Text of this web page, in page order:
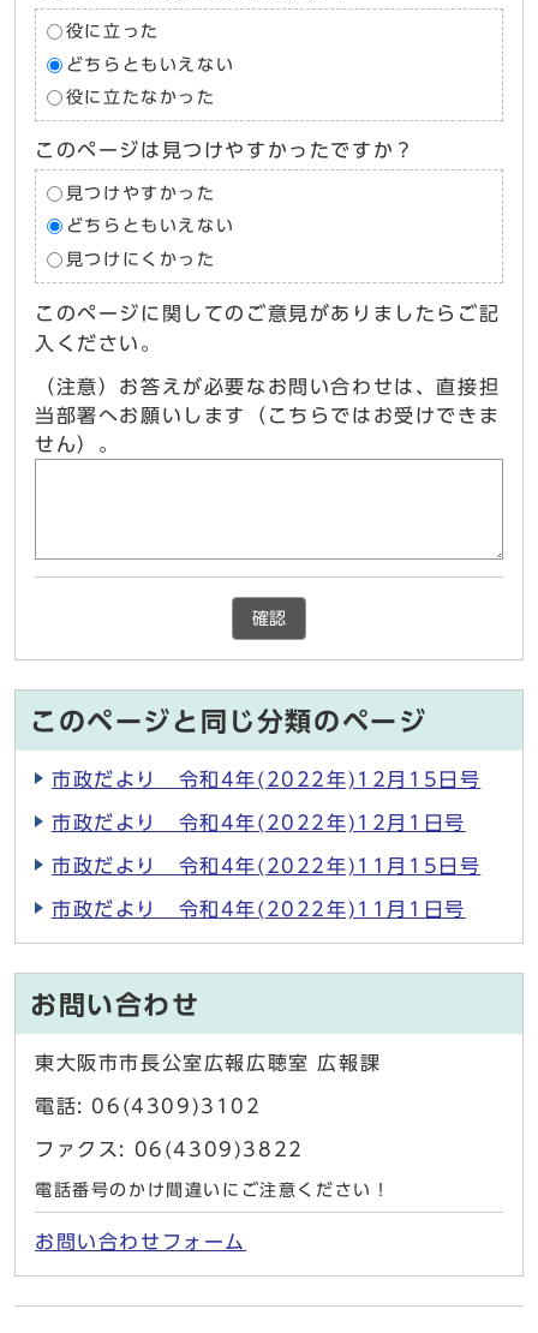
役に立った
どちらともいえない
役に立たなかった
このページは見つけやすかったですか？
見つけやすかった
どちらともいえない
見つけにくかった
このページに関してのご意見がありましたらご記
入ください。
（注意）お答えが必要なお問い合わせは、直接担
当部署へお願いします（こちらではお受けできま
せん）。
確認
このページと同じ分類のページ
市政だより 令和4年(2022年)12月15日号
市政だより 令和4年(2022年)12月1日号
市政だより 令和4年(2022年)11月15日号
市政だより 令和4年(2022年)11月1日号
お問い合わせ
東大阪市市長公室広報広聴室 広報課
電話: 06(4309)3102
ファクス: 06(4309)3822
電話番号のかけ間違いにご注意ください！
お問い合わせフォーム